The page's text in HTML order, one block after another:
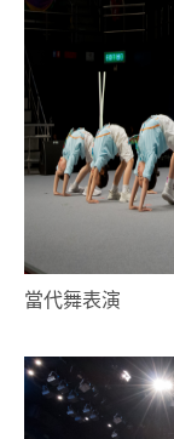
當代舞表演